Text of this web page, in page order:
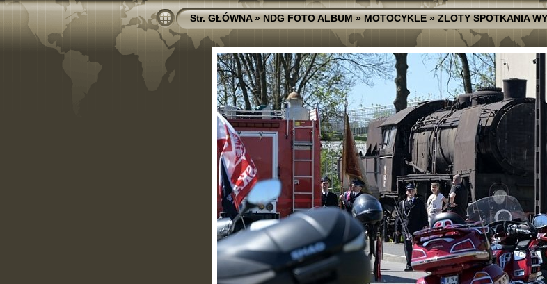
Str. GŁÓWNA»NDG FOTO ALBUM»MOTOCYKLE»ZLOTY SPOTKANIA